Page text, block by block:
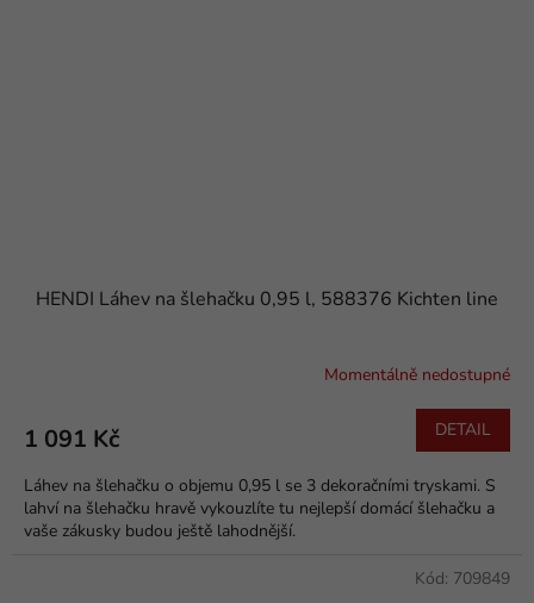
HENDI Láhev na šlehačku 0,95 l, 588376 Kichten line
Momentálně nedostupné
1 091 Kč DETAIL
Láhev na šlehačku o objemu 0,95 l se 3 dekoračními tryskami. S
lahví na šlehačku hravě vykouzlíte tu nejlepší domácí šlehačku a
vaše zákusky budou ještě lahodnější.
Kód: 709849